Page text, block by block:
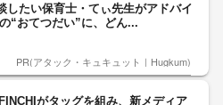
したい保育士・てぃ先生がアドバイ
“おてつだい”に、どん...
PR(アタック・キュキュット｜Hugkum)
がタッグを組み、新メディア